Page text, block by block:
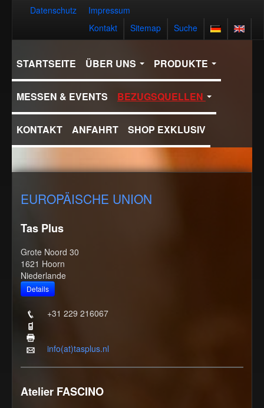
Datenschutz
Impressum
Kontakt
Sitemap Suche
STARTSEITE ÜBER UNS PRODUKTE
MESSEN & EVENTS BEZUGSQUELLEN
KONTAKT ANFAHRT SHOP EXKLUSIV
EUROPÄISCHE UNION
Tas Plus
Grote Noord 30
1621 Hoorn
Niederlande
+31 229 216067
info(at)tasplus.nl
Atelier FASCINO